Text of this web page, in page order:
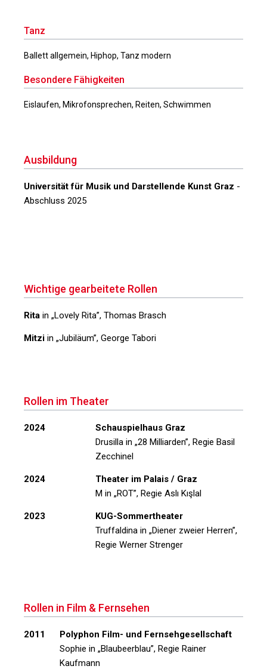
Tanz
Ballett allgemein, Hiphop, Tanz modern
Besondere Fähigkeiten
Eislaufen, Mikrofonsprechen, Reiten, Schwimmen
Ausbildung
Universität für Musik und Darstellende Kunst Graz -
Abschluss 2025
Wichtige gearbeitete Rollen
Rita in „Lovely Rita”, Thomas Brasch
Mitzi in „Jubiläum”, George Tabori
Rollen im Theater
2024
Schauspielhaus Graz
Drusilla in „28 Milliarden”, Regie Basil
Zecchinel
2024
Theater im Palais / Graz
M in „ROT”, Regie Aslı Kışlal
2023
KUG-Sommertheater
Truffaldina in „Diener zweier Herren”,
Regie Werner Strenger
Rollen in Film & Fernsehen
2011
Polyphon Film- und Fernsehgesellschaft
Sophie in „Blaubeerblau”, Regie Rainer
Kaufmann